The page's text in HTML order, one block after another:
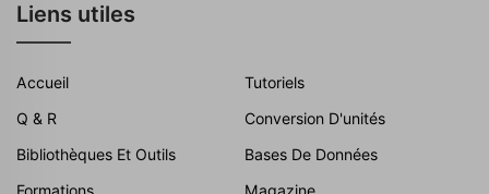
Liens utiles
Accueil
Tutoriels
Q & R
Conversion D'unités
Bibliothèques Et Outils
Bases De Données
Formations
Magazine